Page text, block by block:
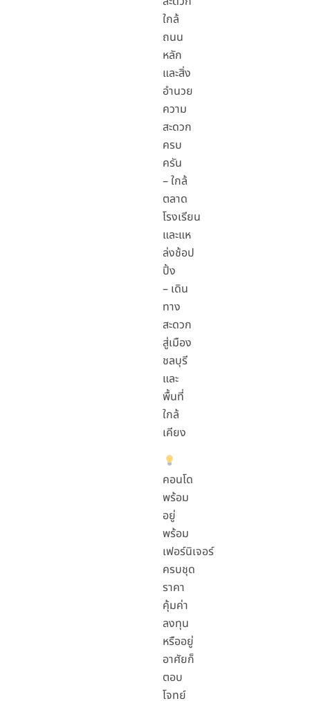
ใกล้
ถนน
หลัก
และสิ่ง
อำนวย
ความ
สะดวก
ครบ
ครัน
– ใกล้
ตลาด
โรงเรียน
และแห
ล่งช้อป
ปิ้ง
– เดิน
ทาง
สะดวก
สู่เมือง
ชลบุรี
และ
พื้นที่
ใกล้
เคียง
คอนโด
พร้อม
อยู่
พร้อม
เฟอร์นิเจอร์
ครบชุด
ราคา
คุ้มค่า
ลงทุน
หรืออยู่
อาศัยก็
ตอบ
โจทย์